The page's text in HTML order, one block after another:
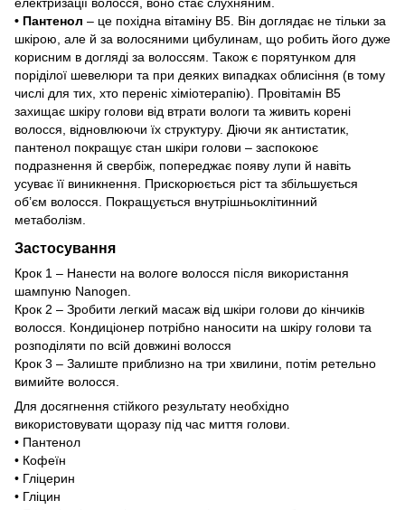
• Пантенол – це похідна вітаміну В5. Він доглядає не тільки за
шкірою, але й за волосяними цибулинам, що робить його дуже
корисним в догляді за волоссям. Також є порятунком для
поріділої шевелюри та при деяких випадках облисіння (в тому
числі для тих, хто переніс хіміотерапію). Провітамін В5
захищає шкіру голови від втрати вологи та живить корені
волосся, відновлюючи їх структуру. Діючи як антистатик,
пантенол покращує стан шкіри голови – заспокоює
подразнення й свербіж, попереджає появу лупи й навіть
усуває її виникнення. Прискорюється ріст та збільшується
об’єм волосся. Покращується внутрішньоклітинний
метаболізм.
Застосування
Крок 1 – Нанести на вологе волосся після використання
шампуню Nanogen.
Крок 2 – Зробити легкий масаж від шкіри голови до кінчиків
волосся. Кондиціонер потрібно наносити на шкіру голови та
розподіляти по всій довжині волосся
Крок 3 – Залиште приблизно на три хвилини, потім ретельно
вимийте волосся.
Для досягнення стійкого результату необхідно
використовувати щоразу під час миття голови.
• Пантенол
• Кофеїн
• Гліцерин
• Гліцин